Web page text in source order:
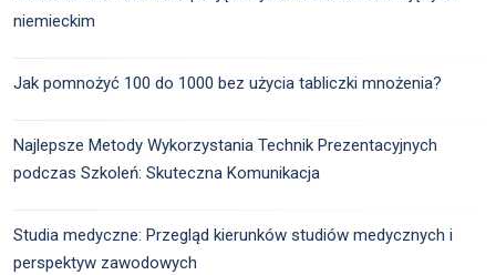
niemieckim
Jak pomnożyć 100 do 1000 bez użycia tabliczki mnożenia?
Najlepsze Metody Wykorzystania Technik Prezentacyjnych
podczas Szkoleń: Skuteczna Komunikacja
Studia medyczne: Przegląd kierunków studiów medycznych i
perspektyw zawodowych